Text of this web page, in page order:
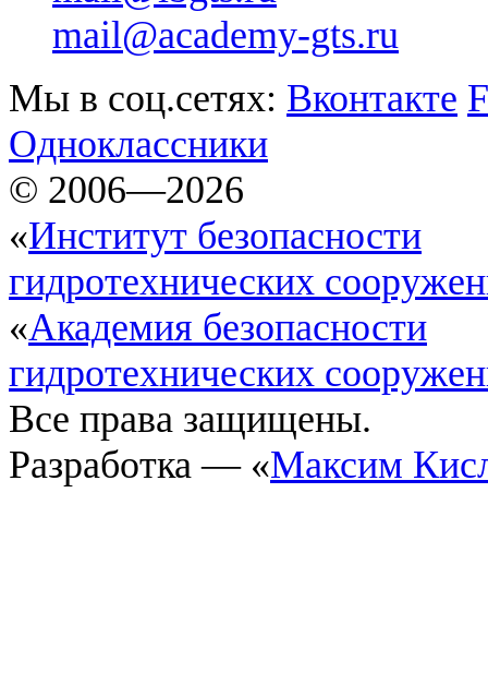
mail@academy-gts.ru
Мы в соц.сетях: Вконтакте
Одноклассники
© 2006—2026
«Институт безопасности
гидротехнических
«Академия безопасности
гидротехнических
Все права защищены.
Разработка — «Максим